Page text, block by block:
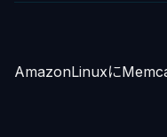
AmazonLinuxに